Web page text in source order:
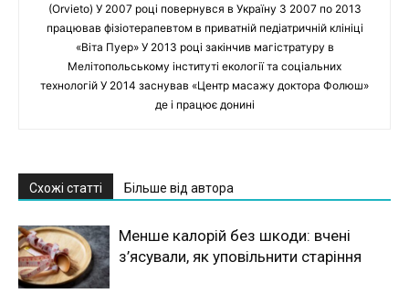
(Orvieto) У 2007 році повернувся в Україну З 2007 по 2013
працював фізіотерапевтом в приватній педіатричній клініці
«Віта Пуер» У 2013 році закінчив магістратуру в
Мелітопольському інституті екології та соціальних
технологій У 2014 заснував «Центр масажу доктора Фолюш»
де і працює донині
Схожі статті Більше від автора
Менше калорій без шкоди: вчені
з’ясували, як уповільнити старіння